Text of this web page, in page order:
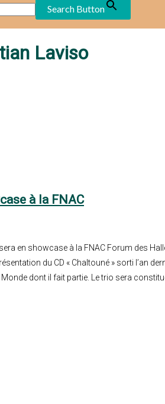
Search Button
Laviso
à la FNAC
en showcase à la FNAC Forum des
du CD « Chaltouné » sorti l’an
dont il fait partie. Le trio sera